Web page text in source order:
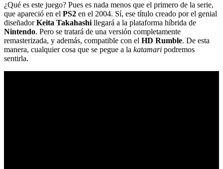
¿Qué es este juego? Pues es nada menos que el primero de la serie,
que apareció en el PS2 en el 2004. Sí, ese título creado por el genial
diseñadorKeita Takahashillegará a la plataforma híbrida de
Nintendo. Pero se tratará de una versión completamente
remasterizada, y además, compatible con el HD Rumble. De esta
manera, cualquier cosa que se pegue a la katamari podremos
sentirla.